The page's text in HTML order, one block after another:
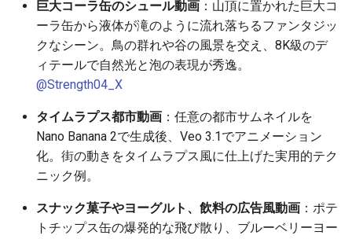
2026-06-29
2026-06-28
2026-06-25
2026-06-23
2025-12-13
2025-12-12
2025-12-10
2025-12-08
2026-06-29
2026-06-28
2026-06-25
2026-06-23
2025-12-13
2025-12-12
2025-12-10
2025-12-08
2026-03-08
2026-03-01
2026-02-15
2026-02-01
2025-09-19
2026-03-08
2026-03-01
2026-02-15
2026-02-05
2026-03-08
2026-03-01
2026-02-15
2026-02-01
2026-06-28
2026-06-26
2026-06-24
2026-06-21
2025-12-13
2025-12-12
2025-12-10
2025-12-08
2026-03-08
2026-03-01
2026-02-15
2026-02-01
2026-03-01
2026-02-22
2026-02-08
2026-01-25
2025-12-13
2025-12-12
2025-12-10
2025-12-09
2025-12-08
2026-03-08
2026-03-01
2026-02-15
2026-02-01
2026-06-28
2026-06-27
2026-06-25
2026-06-23
2026-06-24
2026-06-23
2026-06-21
2026-06-18
巨大コーラ缶のシュール動画 ：山頂に置かれた巨大コ
ーラ缶から液体が滝のように流れ落ちるファンタジッ
クなシーン。鳥の群れや谷の風景を交え、8K級のデ
ィテールで自然光と泡の表現が秀逸。
@Strength04_X
タイムラプス都市動画 ：任意の都市サムネイルを
Nano Banana 2で生成後、Veo 3.1でアニメーション
化。街の動きをタイムラプス風に仕上げた実用的テク
ニック例。
スナック菓子やヨーグルト、飲料の広告風動画 ：ポテ
トチップス缶の爆発的な飛び散り、ブルーベリーヨー